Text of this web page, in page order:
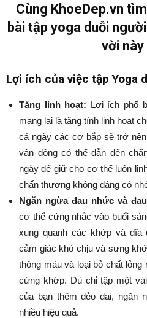
Cùng KhoeDep.vn
bài tập yoga duỗi
vời này
Lợi ích của việc tập Yoga
Tăng linh hoạt: Lợi ích phổ
mang lại là tăng tính linh hoạt
cả ngày các cơ bắp sẽ trở
vận động có thể dẫn đến
ngày để giữ cho cơ thể luôn
chấn thương không đáng có
Ngăn ngừa đau nhức và
cơ thể cứng nhắc vào buổi
xung quanh các khớp và đĩa
cảm giác khó chịu và sưng
thông máu và loại bỏ chất
cứng khớp. Dù chỉ tập một
của bạn thêm dẻo dai, ngăn
nhiều hiệu quả.